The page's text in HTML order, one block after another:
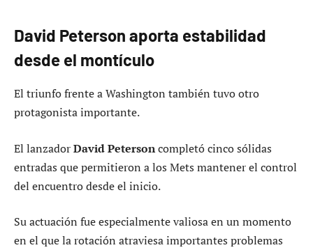
David Peterson aporta estabilidad
desde el montículo
El triunfo frente a Washington también tuvo otro
protagonista importante.
El lanzadorDavid Petersoncompletó cinco sólidas
entradas que permitieron a los Mets mantener el control
del encuentro desde el inicio.
Su actuación fue especialmente valiosa en un momento
en el que la rotación atraviesa importantes problemas